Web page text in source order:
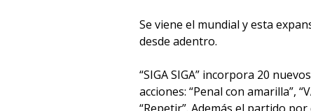
Se viene el mundial y esta
desde adentro.
“SIGA SIGA” incorpora 20
acciones: “Penal con amarilla”,